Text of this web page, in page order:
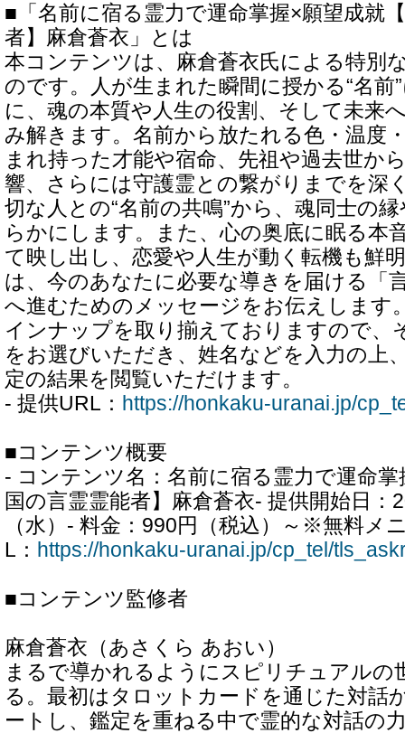
■「名前に宿る霊力で運命掌握×願望成就
者】麻倉蒼衣」とは
本コンテンツは、麻倉蒼衣氏による特別
のです。人が生まれた瞬間に授かる“名前
に、魂の本質や人生の役割、そして未来
み解きます。名前から放たれる色・温度
まれ持った才能や宿命、先祖や過去世か
響、さらには守護霊との繋がりまでを深
切な人との“名前の共鳴”から、魂同士の
らかにします。また、心の奥底に眠る本
て映し出し、恋愛や人生が動く転機も鮮
は、今のあなたに必要な導きを届ける「
へ進むためのメッセージをお伝えします
インナップを取り揃えておりますので、
をお選びいただき、姓名などを入力の上
定の結果を閲覧いただけます。
- 提供URL： https://honkaku-uranai.jp/
■コンテンツ概要
- コンテンツ名：名前に宿る霊力で運命
国の言霊霊能者】麻倉蒼衣- 提供開始日：
（水）- 料金：990円（税込）～※無料メ
L： https://honkaku-uranai.jp/cp_tel/
■コンテンツ監修者
麻倉蒼衣（あさくら あおい）
まるで導かれるようにスピリチュアルの
る。最初はタロットカードを通じた対話
ートし、鑑定を重ねる中で霊的な対話の